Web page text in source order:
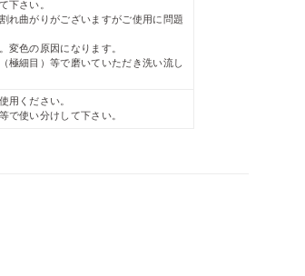
下さい。
れ曲がりがございますがご使用に問題
変色の原因になります。
極細目）等で磨いていただき洗い流し
用ください。
で使い分けして下さい。